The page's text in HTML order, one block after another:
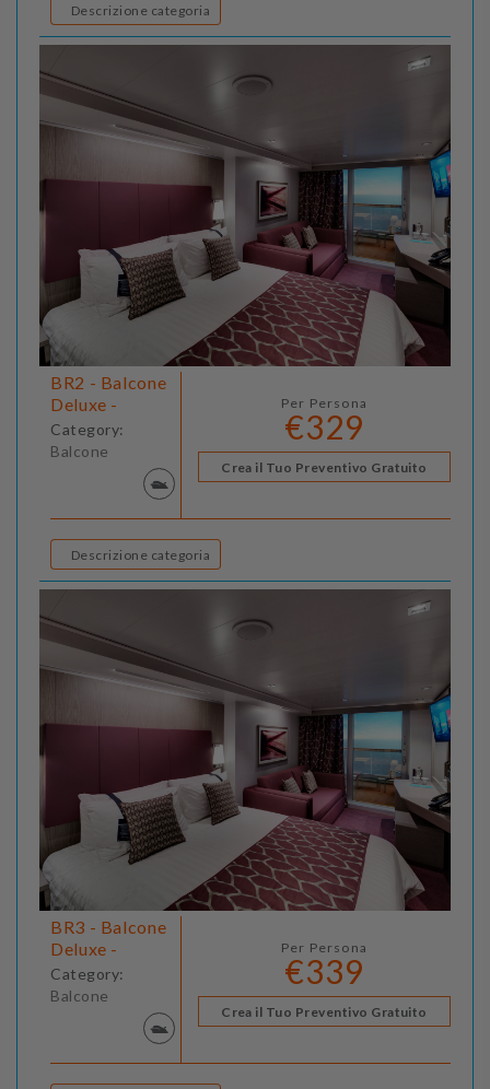
Descrizione categoria
BR2 - Balcone
Deluxe -
Category:
Balcone
Per Persona
€329
Crea il Tuo Preventivo Gratuito
Descrizione categoria
BR3 - Balcone
Deluxe -
Category:
Balcone
Per Persona
€339
Crea il Tuo Preventivo Gratuito